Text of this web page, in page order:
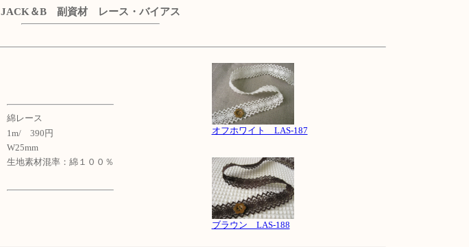
JACK＆B 副資材 レース・バイアス
綿レース
1m/ 390円
W25mm
生地素材混率：綿１００％
オフホワイト LAS-187
ブラウン LAS-188